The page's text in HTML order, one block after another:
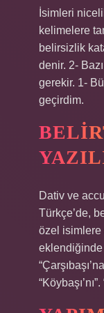
İsimleri
kelimelere
belirsizlik
denir. 2-
gerekir. 1-
geçirdim.
Dativ ve
Türkçe’de,
özel isimlere